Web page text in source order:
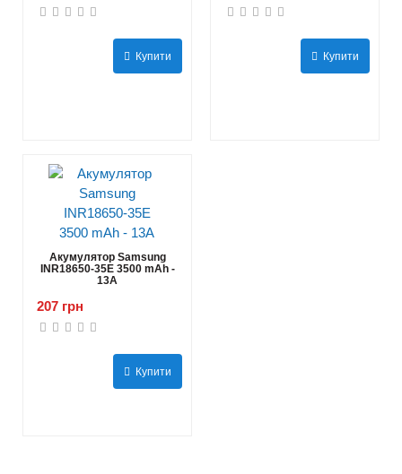
Купити Купити
Акумулятор Samsung
INR18650-35E 3500 mAh -
13А
207 грн
Купити